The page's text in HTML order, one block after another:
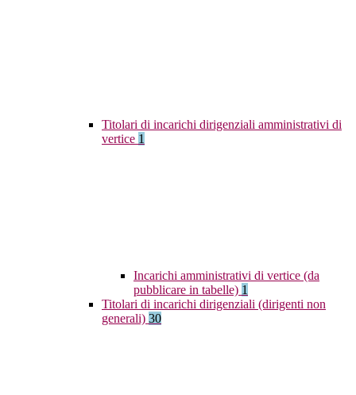
Titolari di incarichi dirigenziali amministrativi di
vertice 1
Incarichi amministrativi di vertice (da
pubblicare in tabelle) 1
Titolari di incarichi dirigenziali (dirigenti non
generali) 30